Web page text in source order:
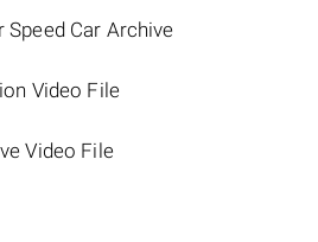
Speed Car Archive
Video File
Video File